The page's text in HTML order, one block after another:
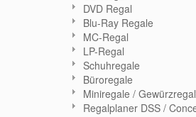
DVD Regal
Blu-Ray Regale
MC-Regal
LP-Regal
Schuhregale
Büroregale
Miniregale /
Regalplaner DSS /